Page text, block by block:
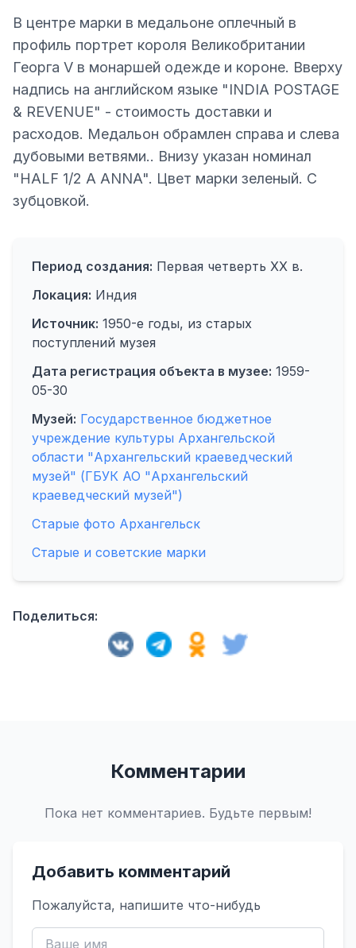
В центре марки в медальоне оплечный в
профиль портрет короля Великобритании
Георга V в монаршей одежде и короне. Вверху
надпись на английском языке "INDIA POSTAGE
& REVENUE" - стоимость доставки и
расходов. Медальон обрамлен справа и слева
дубовыми ветвями.. Внизу указан номинал
"HALF 1/2 А ANNA". Цвет марки зеленый. С
зубцовкой.
Период создания: Первая четверть XX в.
Локация: Индия
Источник: 1950-е годы, из старых
поступлений музея
Дата регистрация объекта в музее: 1959-
05-30
Музей: Государственное бюджетное
учреждение культуры Архангельской
области "Архангельский краеведческий
музей" (ГБУК АО "Архангельский
краеведческий музей")
Старые фото Архангельск
Старые и советские марки
Поделиться:
Комментарии
Пока нет комментариев. Будьте первым!
Добавить комментарий
Пожалуйста, напишите что-нибудь